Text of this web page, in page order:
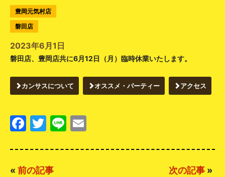
豊岡元気村店
磐田店
2023年6月1日
磐田店、豊岡店共に6月12日（月）臨時休業いたします。
カンサスについて オススメ・パーティー アクセス
Facebook
Twitter
Line
« 前の記事 次の記事 »